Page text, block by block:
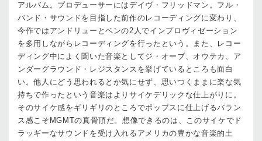
アルバム。プロデューサーにはデイヴ・フリッドマン。フル・
バンド・サウンドを目指した前作のレコーディングに変わり、
今作ではアンドリューとベンの2人でインプロヴィゼーション
を多用しながらレコーディングを行ったという。また、レコー
ディング中によく聞いた音楽としてジ・オーブ、オウテカ、ア
ンダーグラウンド・レジスタンスを挙げているところも面白
い。他人にどう思われるとか気にせず、思いつくままに楽な気
持ちで作ったという音楽はよりサイケデリックな仕上がりに。
そのサイケ感をギリギリのところでポップスに仕上げるバラン
ス感こそMGMTの真骨頂だ。想像できるのは、このサイケでド
ラッギーなサウンドを受け入れるアメリカの豊かな音楽的土